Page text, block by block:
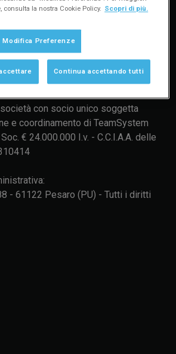
con socio unico soggetta
e coordinamento di TeamSystem
€ 24.000.000 I.v. - C.C.I.A.A. delle
- 61122 Pesaro (PU) - Tutti i diritti
la nostra Cookie Policy. Scopri di più.
Modifica Preferenze
Continua accettando tutti